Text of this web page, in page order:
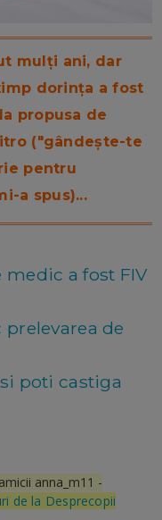
mulți ani, dar
dorința a fost
propusa de
("gândește-te
pentru
a spus)...
a fost FIV
de
poti castiga
anna_m11 -
de la Desprecopii